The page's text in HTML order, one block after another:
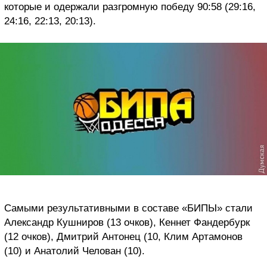
которые и одержали разгромную победу 90:58 (29:16,
24:16, 22:13, 20:13).
Самыми результативными в составе «БИПЫ» стали
Александр Кушниров (13 очков), Кеннет Фандербурк
(12 очков), Дмитрий Антонец (10, Клим Артамонов
(10) и Анатолий Челован (10).